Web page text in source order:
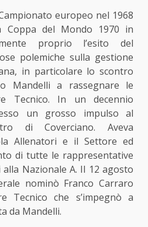
europeo nel 1968
Coppa del Mondo 1970 in
proprio l’esito del
polemiche sulla gestione
in particolare lo scontro
Mandelli a rassegnare le
Tecnico. In un decennio
un grosso impulso al
di Coverciano. Aveva
Allenatori e il Settore ed
di tutte le rappresentative
Nazionale A. Il 12 agosto
nominò Franco Carraro
Tecnico che s’impegnò a
da Mandelli.